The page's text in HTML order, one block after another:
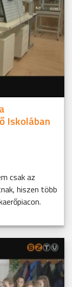
Iskolában
csak az
hiszen több